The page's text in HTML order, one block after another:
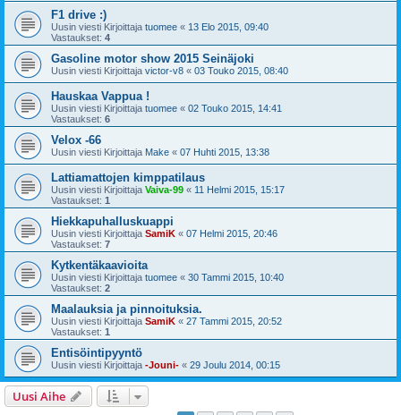
F1 drive :)
Uusin viesti Kirjoittaja tuomee « 13 Elo 2015, 09:40
Vastaukset: 4
Gasoline motor show 2015 Seinäjoki
Uusin viesti Kirjoittaja victor-v8 « 03 Touko 2015, 08:40
Hauskaa Vappua !
Uusin viesti Kirjoittaja tuomee « 02 Touko 2015, 14:41
Vastaukset: 6
Velox -66
Uusin viesti Kirjoittaja Make « 07 Huhti 2015, 13:38
Lattiamattojen kimppatilaus
Uusin viesti Kirjoittaja Vaiva-99 « 11 Helmi 2015, 15:17
Vastaukset: 1
Hiekkapuhalluskuappi
Uusin viesti Kirjoittaja SamiK « 07 Helmi 2015, 20:46
Vastaukset: 7
Kytkentäkaavioita
Uusin viesti Kirjoittaja tuomee « 30 Tammi 2015, 10:40
Vastaukset: 2
Maalauksia ja pinnoituksia.
Uusin viesti Kirjoittaja SamiK « 27 Tammi 2015, 20:52
Vastaukset: 1
Entisöintipyyntö
Uusin viesti Kirjoittaja -Jouni- « 29 Joulu 2014, 00:15
Uusi Aihe